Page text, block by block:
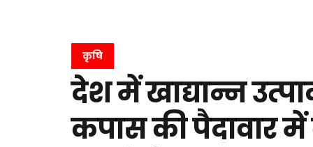
कृषि
देश में खाद्यान्न
कपास की पैदावार